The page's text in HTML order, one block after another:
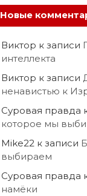
Новые
Виктор к записи
интеллекта
Виктор к записи
ненавистью к
Суровая правда
которое мы
Mike22 к записи
выбираем
Суровая правда
намёки